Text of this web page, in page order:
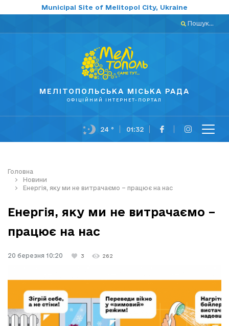
Municipal Site of Melitopol City, Ukraine
Пошук...
МЕЛІТОПОЛЬСЬКА МІСЬКА РАДА
ОФІЦІЙНИЙ ІНТЕРНЕТ-ПОРТАЛ
24 ° 01:32
Головна
Новини
Енергія, яку ми не витрачаємо – працює на нас
Енергія, яку ми не витрачаємо –
працює на нас
20 березня 10:20 3 262